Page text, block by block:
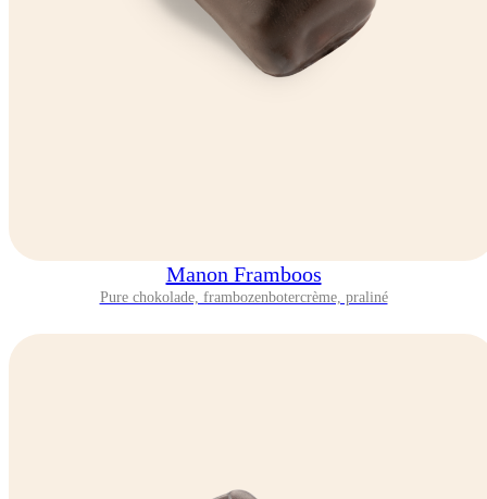
Manon Framboos
Pure chokolade, frambozenbotercrème, praliné